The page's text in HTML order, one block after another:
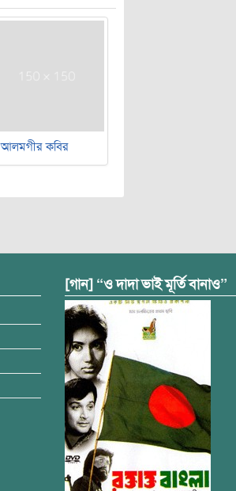
আলমগীর কবির
[গান] “ও দাদা ভাই মূর্তি বানাও”